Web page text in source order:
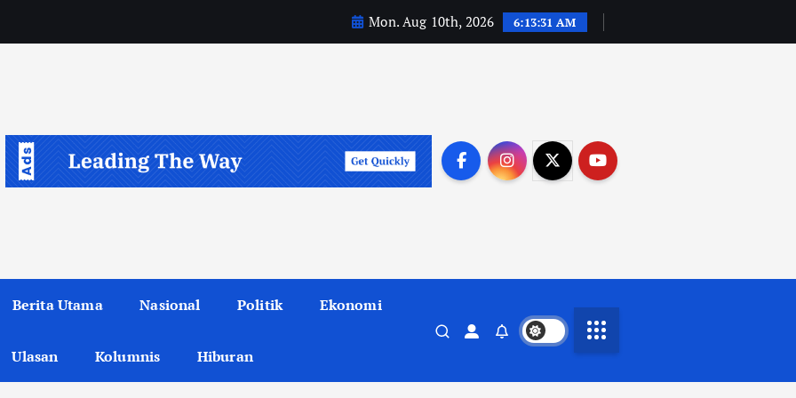
Mon. Aug 10th, 2026 6:13:32 AM
Berita Utama Nasional Politik Ekonomi
Ulasan Kolumnis Hiburan